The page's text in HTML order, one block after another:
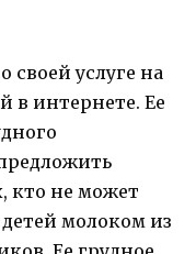
услуге на
в интернете. Ее
кто не может
молоком из